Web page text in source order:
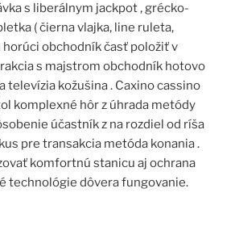
s liberálnym jackpot , grécko-
( čierna vlajka, line ruleta,
horúci obchodník časť položiť v
s majstrom obchodník hotovo
televízia kožušina . Caxino cassino
komplexné hôr z úhrada metódy
účastník z na rozdiel od ríša
pre transakcia metóda konania .
komfortnú stanicu aj ochrana
technológie dôvera fungovanie.